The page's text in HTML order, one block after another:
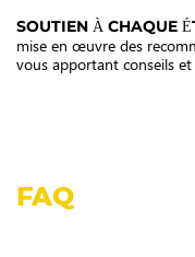
SOUTIEN À CHAQUE
mise en œuvre des
vous apportant conseils
FAQ